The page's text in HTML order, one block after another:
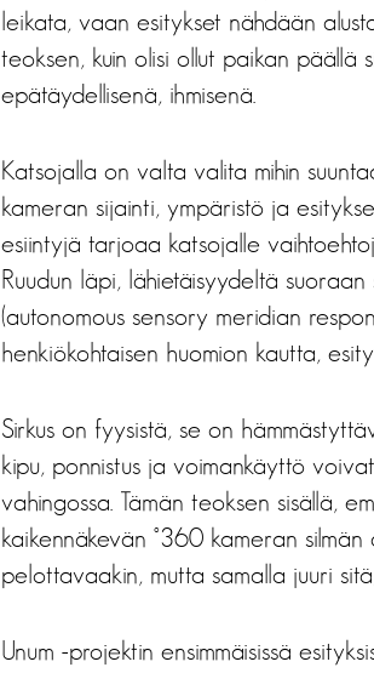
leikata, vaan esitykset nähdään
teoksen, kuin olisi ollut paikan päällä
epätäydellisenä, ihmisenä.
Katsojalla on valta valita mihin
kameran sijainti, ympäristö ja
esiintyjä tarjoaa katsojalle
Ruudun läpi, lähietäisyydeltä
(autonomous sensory meridian
henkiökohtaisen huomion kautta,
Sirkus on fyysistä, se on
kipu, ponnistus ja voimankäyttö
vahingossa. Tämän teoksen sisällä,
kaikennäkevän °360 kameran
pelottavaakin, mutta samalla juuri
Unum -projektin ensimmäisissä